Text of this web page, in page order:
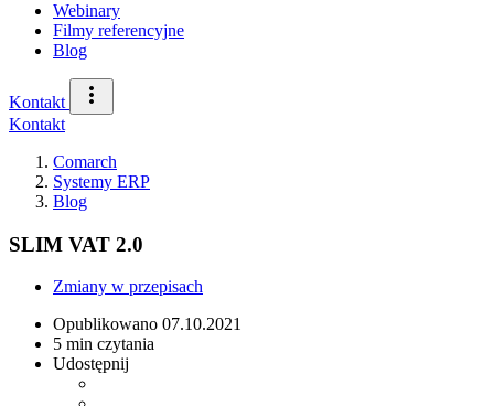
Webinary
Filmy referencyjne
Blog
Kontakt
Kontakt
Comarch
Systemy ERP
Blog
SLIM VAT 2.0
Zmiany w przepisach
Opublikowano 07.10.2021
5 min czytania
Udostępnij